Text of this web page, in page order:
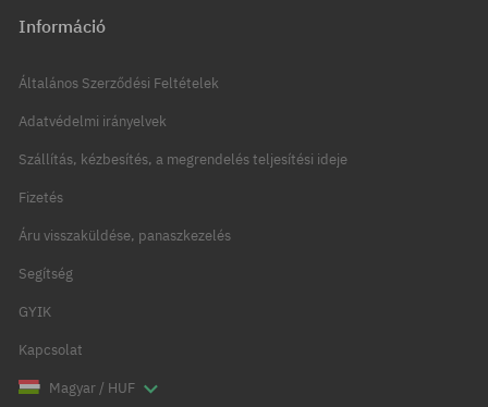
Információ
Általános Szerződési Feltételek
Adatvédelmi irányelvek
Szállítás, kézbesítés, a megrendelés teljesítési ideje
Fizetés
Áru visszaküldése, panaszkezelés
Segítség
GYIK
Kapcsolat
Magyar / HUF